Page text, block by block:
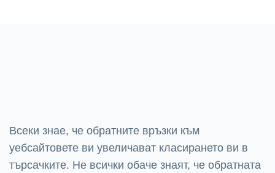
Всеки знае, че обратните връзки към
уебсайтовете ви увеличават класирането ви в
търсачките. Не всички обаче знаят, че обратната